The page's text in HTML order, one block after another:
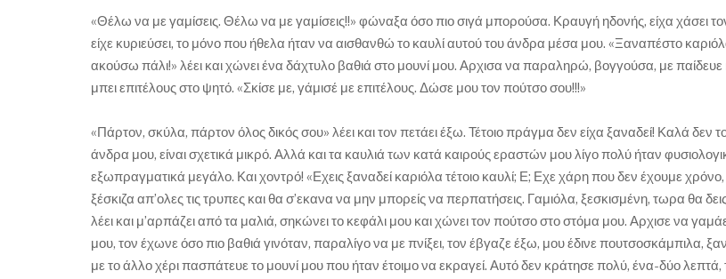
«Θέλω να με γαμίσεις. Θέλω να με γαμίσεις!!» φώναξα όσο πιο σιγά μπορούσα. Κραυγή ηδονής, είχα χάσει
είχε κυριεύσει, το μόνο που ήθελα ήταν να αισθανθώ το καυλί αυτού του άνδρα μέσα μου. «Ξαναπέστο
ακούσω πάλι!» λέει και χώνει ένα δάχτυλο βαθιά στο μουνί μου. Αρχισα να παραληρώ, βογγούσα, με
μπει επιτέλους στο ψητό. «Σκίσε με, γάμισέ με επιτέλους. Δώσε μου τον πούτσο σου!!!»
«Πάρτον, σκύλα, πάρτον όλος δικός σου» λέει και τον πετάει έξω. Τέτοιο πράγμα δεν είχα ξαναδεί! Καλά δεν
άνδρα μου, είναι σχετικά μικρό. Αλλά και τα καυλιά των κατά καιρούς εραστών μου λίγο πολύ ήταν
εξωπραγματικά μεγάλο. Και χοντρό! «Εχεις ξαναδεί καριόλα τέτοιο καυλί; Ε; Εχε χάρη που δεν έχουμε
ξέσκιζα απ’ολες τις τρυπες και θα σ’εκανα να μην μπορείς να περπατήσεις. Γαμιόλα, ξεσκισμένη, τωρα θα
λέει και μ’αρπάζει από τα μαλιά, σηκώνει το κεφάλι μου και χώνει τον πούτσο στο στόμα μου. Αρχισε να
μου, τον έχωνε όσο πιο βαθιά γινόταν, παραλίγο να με πνίξει, τον έβγαζε έξω, μου έδινε πουτσοσκάμπιλα,
με το άλλο χέρι πασπάτευε το μουνί μου που ήταν έτοιμο να εκραγεί. Αυτό δεν κράτησε πολύ, ένα-δύο